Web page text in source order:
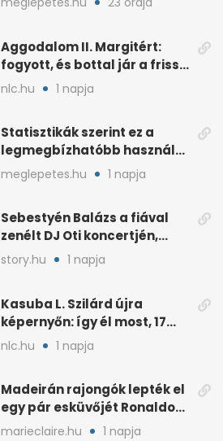
lehet
Aggodalom II. Margitért:
fogyott, és bottal jár a friss
fotókon
nlc.hu 1 napja
Statisztikák szerint ez a
legmegbízhatóbb használt
autó 20 év felett is
meglepetes.hu 1 napja
Sebestyén Balázs a fiával
zenélt DJ Oti koncertjén,
videó is van
story.hu 1 napja
Kasuba L. Szilárd újra
képernyőn: így él most, 17
éves a lánya
nlc.hu 1 napja
Madeirán rajongók lepték el
egy pár esküvőjét Ronaldo
miatt
marieclaire.hu 1 napja